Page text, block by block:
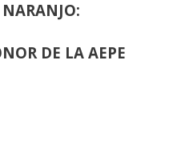
DE LA AEPE